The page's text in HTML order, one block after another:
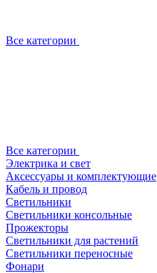
Все категории
Все категории
Электрика и свет
Аксессуары и комплектующие
Кабель и провод
Светильники
Светильники консольные
Прожекторы
Светильники для растений
Светильники переносные
Фонари